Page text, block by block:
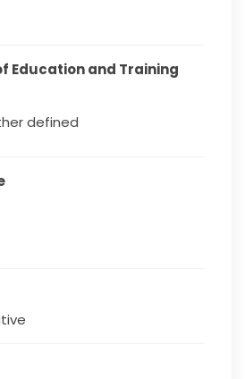
Education and Training
defined